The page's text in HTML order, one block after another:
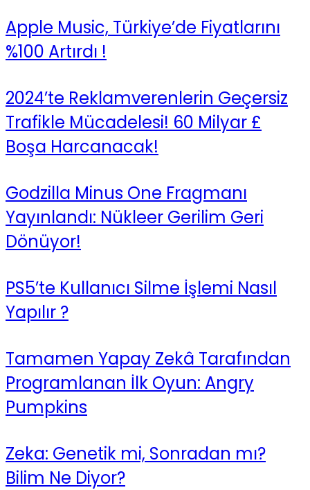
Apple Music, Türkiye’de Fiyatlarını
%100 Artırdı !
2024’te Reklamverenlerin Geçersiz
Trafikle Mücadelesi! 60 Milyar £
Boşa Harcanacak!
Godzilla Minus One Fragmanı
Yayınlandı: Nükleer Gerilim Geri
Dönüyor!
PS5’te Kullanıcı Silme İşlemi Nasıl
Yapılır ?
Tamamen Yapay Zekâ Tarafından
Programlanan İlk Oyun: Angry
Pumpkins
Zeka: Genetik mi, Sonradan mı?
Bilim Ne Diyor?